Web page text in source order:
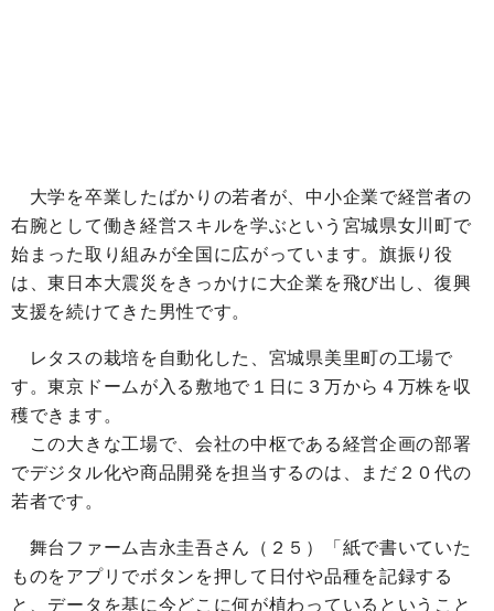
大学を卒業したばかりの若者が、中小企業で経営者の
右腕として働き経営スキルを学ぶという宮城県女川町で
始まった取り組みが全国に広がっています。旗振り役
は、東日本大震災をきっかけに大企業を飛び出し、復興
支援を続けてきた男性です。
レタスの栽培を自動化した、宮城県美里町の工場で
す。東京ドームが入る敷地で１日に３万から４万株を収
穫できます。
この大きな工場で、会社の中枢である経営企画の部署
でデジタル化や商品開発を担当するのは、まだ２０代の
若者です。
舞台ファーム吉永圭吾さん（２５）「紙で書いていた
ものをアプリでボタンを押して日付や品種を記録する
と、データを基に今どこに何が植わっているということ